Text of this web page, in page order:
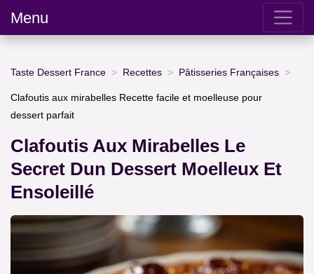
Menu
Taste Dessert France Recettes Pâtisseries Françaises
Clafoutis aux mirabelles Recette facile et moelleuse pour
dessert parfait
Clafoutis Aux Mirabelles Le
Secret Dun Dessert Moelleux Et
Ensoleillé